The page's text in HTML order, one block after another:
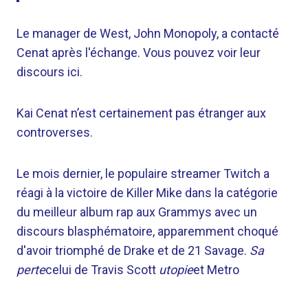
Le manager de West, John Monopoly, a contacté
Cenat après l'échange. Vous pouvez voir leur
discours ici.
Kai Cenat n’est certainement pas étranger aux
controverses.
Le mois dernier, le populaire streamer Twitch a
réagi à la victoire de Killer Mike dans la catégorie
du meilleur album rap aux Grammys avec un
discours blasphématoire, apparemment choqué
d'avoir triomphé de Drake et de 21 Savage. Sa
pertecelui de Travis Scott utopieet Metro